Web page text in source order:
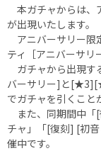
本ガチャからは、
が出現いたします。
アニバーサリー限
ティ［アニバーサリ
ガチャから出現す
バーサリー]と
でガチャを引くこと
また、同期間中「[
チャ」「[復刻] [初音
催中です。